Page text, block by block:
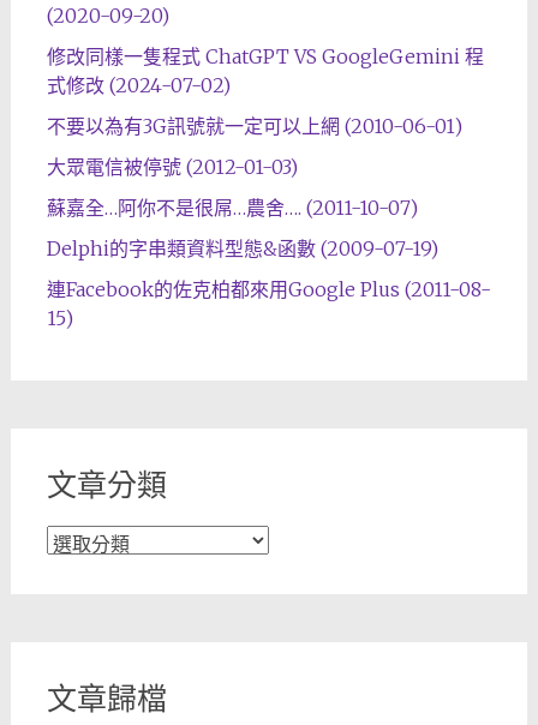
(2020-09-20)
修改同樣一隻程式 ChatGPT VS GoogleGemini 程
式修改 (2024-07-02)
不要以為有3G訊號就一定可以上網 (2010-06-01)
大眾電信被停號 (2012-01-03)
蘇嘉全…阿你不是很屌…農舍…. (2011-10-07)
Delphi的字串類資料型態&函數 (2009-07-19)
連Facebook的佐克柏都來用Google Plus (2011-08-
15)
文章分類
文
文章歸檔